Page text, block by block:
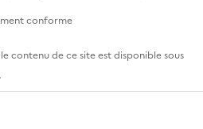
conforme
contenu de ce site est disponible sous